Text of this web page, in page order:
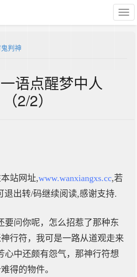
判神
语点醒梦中人
（2/2）
站网址,www.wanxiangxs.cc,若
退出转/码继续阅读,感谢支持.
要问你呢，怎么招惹了那种东
行符，我可是一路从道观走来
心中还颇有怨气，那神行符想
得的物件。